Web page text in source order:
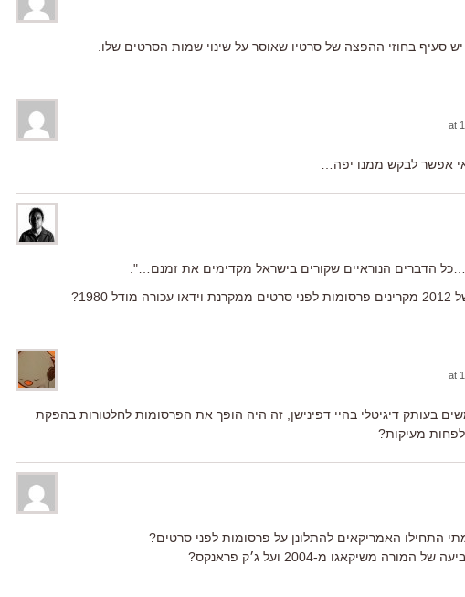
יש סעיף בחוזי ההפצה של סרטיו שאוסר על שינוי שמות הסרטים שלו.
אפשר לבקש ממנו יפה…
הדברים הנוראיים שקורים בישראל מקדימים את זמנם…":
1980?
בעותק דיגיטלי בהיי דפינישן, זה היה הופך את הפרסומות לחלטורות בהפקת
מעיקות?
התחילו האמריקאים להתלונן על פרסומות לפני סרטים?
משיקאגו מ-2004 ועל ג׳ק פראנקס?